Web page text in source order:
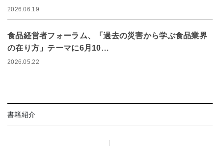
2026.06.19
食品経営者フォーラム、「過去の災害から学ぶ食品業界
の在り方」テーマに6月10…
2026.05.22
書籍紹介